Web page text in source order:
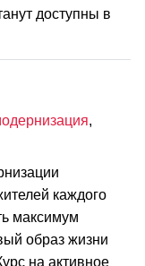
доступны в
,
каждого
максимум
образ жизни
на активное